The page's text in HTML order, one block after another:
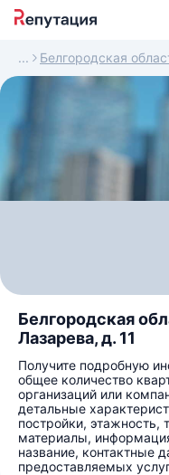
Белгородская
Белгородская
Лазарева, д. 11
Получите подробную
общее количество
организаций или
детальные
постройки, этажность,
материалы,
название, контактные
предоставляемых